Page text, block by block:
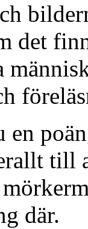
det
en
till
där.